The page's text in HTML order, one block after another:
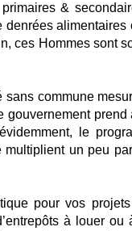
&
denrées alimentaires
ces Hommes sont
sans commune
gouvernement
le
multiplient un peu
pour vos
à louer